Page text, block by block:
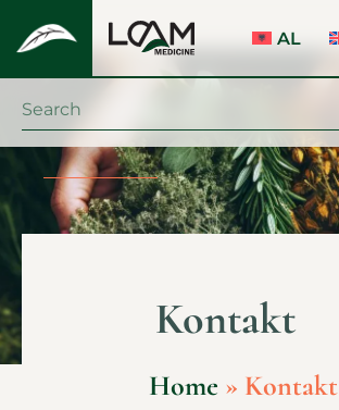
AL
Kontakt
Home » Kontakt